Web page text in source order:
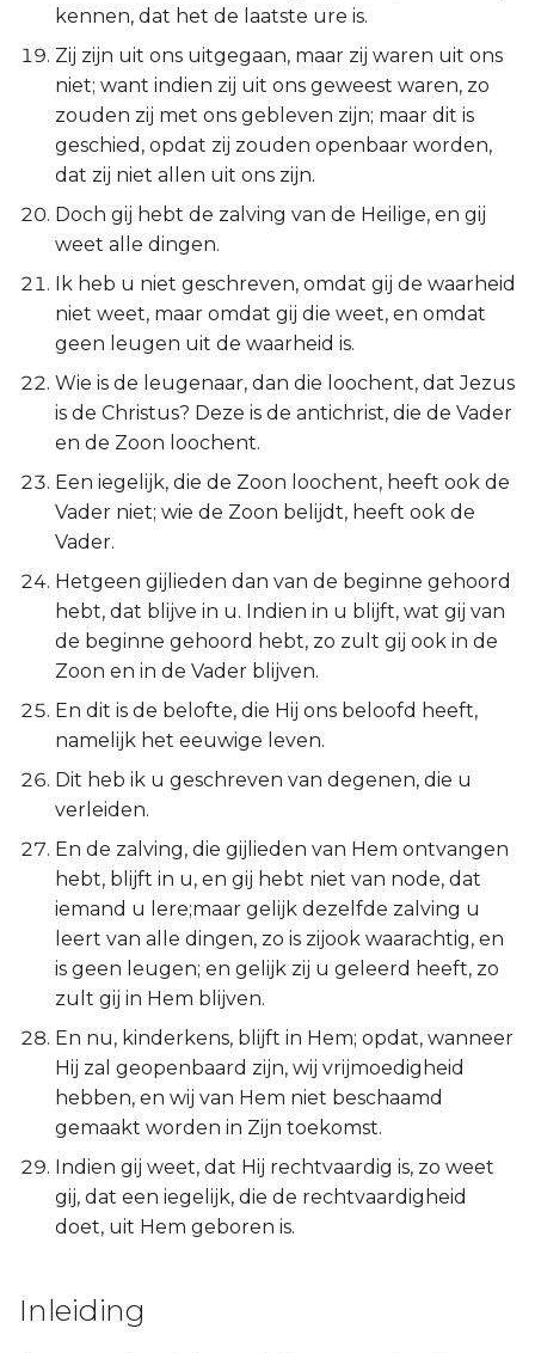
Hábakuk
Zefánja
Haggaï
Zacharía
Maleáchi
kennen, dat het de laatste ure is.
Zij zijn uit ons uitgegaan, maar zij waren uit ons
niet; want indien zij uit ons geweest waren, zo
zouden zij met ons gebleven zijn; maar dit is
geschied, opdat zij zouden openbaar worden,
dat zij niet allen uit ons zijn.
Doch gij hebt de zalving van de Heilige, en gij
weet alle dingen.
Ik heb u niet geschreven, omdat gij de waarheid
niet weet, maar omdat gij die weet, en omdat
geen leugen uit de waarheid is.
Wie is de leugenaar, dan die loochent, dat Jezus
is de Christus? Deze is de antichrist, die de Vader
en de Zoon loochent.
Een iegelijk, die de Zoon loochent, heeft ook de
Vader niet; wie de Zoon belijdt, heeft ook de
Vader.
Hetgeen gijlieden dan van de beginne gehoord
hebt, dat blijve in u. Indien in u blijft, wat gij van
de beginne gehoord hebt, zo zult gij ook in de
Zoon en in de Vader blijven.
En dit is de belofte, die Hij ons beloofd heeft,
namelijk het eeuwige leven.
Dit heb ik u geschreven van degenen, die u
verleiden.
En de zalving, die gijlieden van Hem ontvangen
hebt, blijft in u, en gij hebt niet van node, dat
iemand u lere;maar gelijk dezelfde zalving u
leert van alle dingen, zo is zijook waarachtig, en
is geen leugen; en gelijk zij u geleerd heeft, zo
zult gij in Hem blijven.
En nu, kinderkens, blijft in Hem; opdat, wanneer
Hij zal geopenbaard zijn, wij vrijmoedigheid
hebben, en wij van Hem niet beschaamd
gemaakt worden in Zijn toekomst.
Indien gij weet, dat Hij rechtvaardig is, zo weet
gij, dat een iegelijk, die de rechtvaardigheid
doet, uit Hem geboren is.
Inleiding